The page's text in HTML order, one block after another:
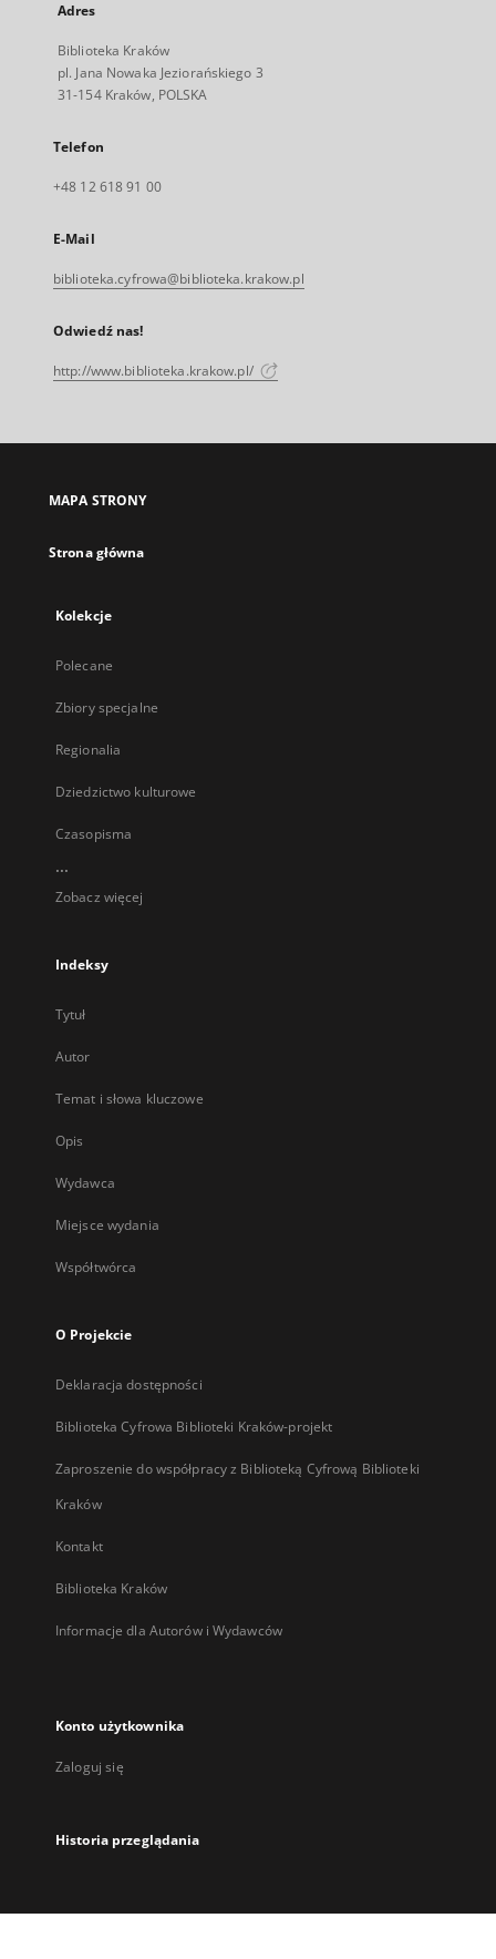
Adres
Biblioteka Kraków
pl. Jana Nowaka Jeziorańskiego 3
31-154 Kraków, POLSKA
Telefon
+48 12 618 91 00
E-Mail
biblioteka.cyfrowa@biblioteka.krakow.pl
Odwiedź nas!
http://www.biblioteka.krakow.pl/
MAPA STRONY
Strona główna
Kolekcje
Polecane
Zbiory specjalne
Regionalia
Dziedzictwo kulturowe
Czasopisma
...
Zobacz więcej
Indeksy
Tytuł
Autor
Temat i słowa kluczowe
Opis
Wydawca
Miejsce wydania
Współtwórca
O Projekcie
Deklaracja dostępności
Biblioteka Cyfrowa Biblioteki Kraków-projekt
Zaproszenie do współpracy z Biblioteką Cyfrową Biblioteki
Kraków
Kontakt
Biblioteka Kraków
Informacje dla Autorów i Wydawców
Konto użytkownika
Zaloguj się
Historia przeglądania